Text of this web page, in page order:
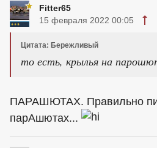
Fitter65
15 февраля 2022 00:05
Цитата: Бережливый
то есть, крылья на
ПАРАШЮТАХ. Правильно
парАшютах...